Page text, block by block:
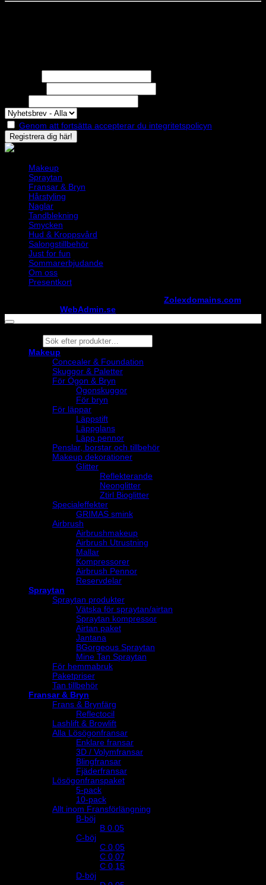
Genom att fortsätta accepterar du integritetspolicyn
Makeup
Spraytan
Fransar & Bryn
Hårstyling
Naglar
Tandblekning
Smycken
Hud & Kroppsvård
Salongstillbehör
Just for fun
Sommarerbjudande
Om oss
Presentkort
Zolexdomains.com
WebAdmin.se
Products
search
Makeup
Concealer & Foundation
Skuggor & Paletter
För Ögon & Bryn
Ögonskuggor
För bryn
För läppar
Läppstift
Läppglans
Läpp pennor
Penslar, borstar och tillbehör
Makeup dekorationer
Glitter
Reflekterande
Neonglitter
Ztirl Bioglitter
Specialeffekter
GRIMAS smink
Airbrush
Airbrushmakeup
Airbrush Utrustning
Mallar
Kompressorer
Airbrush Pennor
Reservdelar
Spraytan
Spraytan produkter
Vätska för spraytan/airtan
Spraytan kompressor
Airtan paket
Jantana
BGorgeous Spraytan
Mine Tan Spraytan
För hemmabruk
Paketpriser
Tan tillbehör
Fransar & Bryn
Frans & Brynfärg
Reflectocil
Lashlift & Browlift
Alla Lösögonfransar
Enklare fransar
3D / Volymfransar
Blingfransar
Fjäderfransar
Lösögonfranspaket
5-pack
10-pack
Allt inom Fransförlängning
B-böj
B 0.05
C-böj
C 0,05
C 0,07
C 0,15
D-böj